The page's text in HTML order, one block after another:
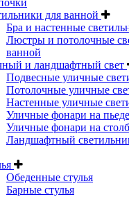
для ванной
Бра и настенные
Люстры и потолочные
ванной
и ландшафтный свет
Подвесные уличные
Потолочные уличные
Настенные уличные
Уличные фонари на
Уличные фонари на
Ландшафтный
Обеденные стулья
Барные стулья